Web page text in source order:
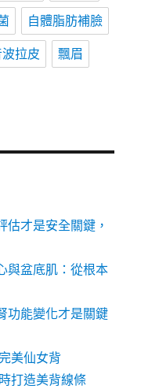
自體脂肪補臉
拉皮 飄眉
估才是安全關鍵，
與盆底肌：從根本
功能變化才是關鍵
美仙女背
打造美背線條